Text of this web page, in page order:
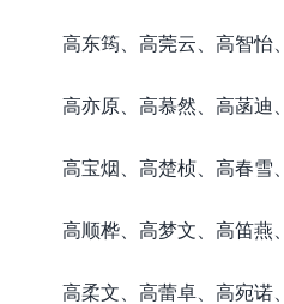
高东筠、高莞云、高智怡
高亦原、高慕然、高菡迪
高宝烟、高楚桢、高春雪
高顺桦、高梦文、高笛燕
高柔文、高蕾卓、高宛诺